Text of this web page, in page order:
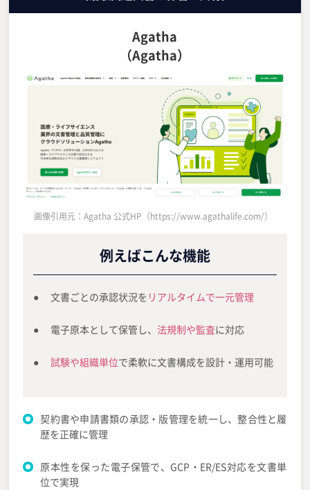
Agatha
（Agatha）
画像引用元：Agatha 公式HP（https://www.agathalife.com/）
例えばこんな機能
文書ごとの承認状況を リアルタイムで一元管理
電子原本として保管し、 法規制や監査に対応
試験や組織単位で柔軟に文書構成を設計・運用可能
契約書や申請書類の承認・版管理を統一し、整合性と履
歴を正確に管理
原本性を保った電子保管で、GCP・ER/ES対応を文書単
位で実現